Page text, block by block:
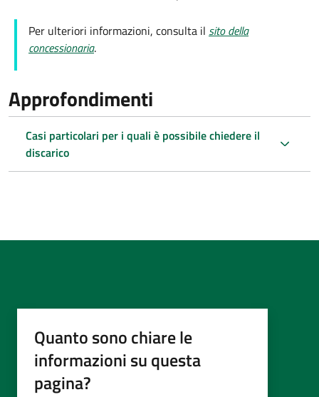
Per ulteriori informazioni, consulta il sito della
concessionaria.
Approfondimenti
Casi particolari per i quali è possibile chiedere il
discarico
Quanto sono chiare le
informazioni su questa
pagina?